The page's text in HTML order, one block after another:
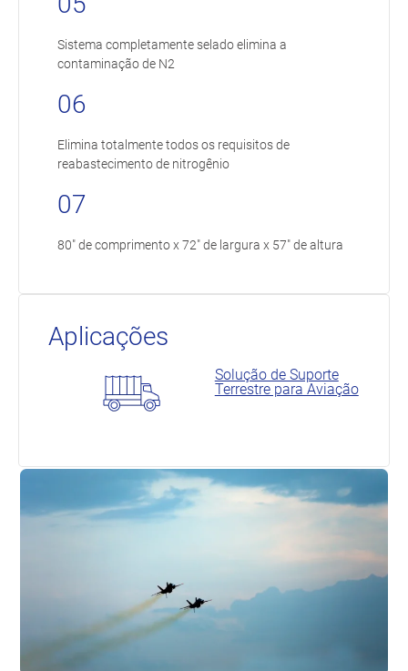
Sistema completamente selado elimina a
contaminação de N2
06
Elimina totalmente todos os requisitos de
reabastecimento de nitrogênio
07
80″ de comprimento x 72″ de largura x 57″ de altura
Aplicações
Solução de Suporte
Terrestre para Aviação